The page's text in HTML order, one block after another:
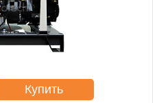
Купить